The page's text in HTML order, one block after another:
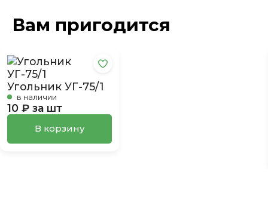
Вам пригодится
Угольник УГ-75/1
в наличии
10 ₽ за шт
В корзину